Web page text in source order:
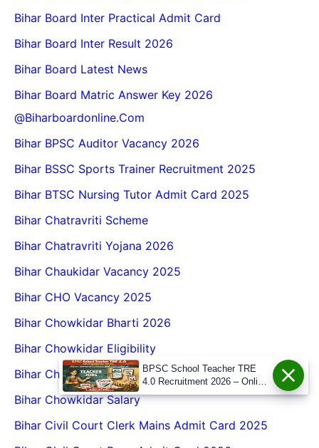
Bihar Board Inter Practical Admit Card
Bihar Board Inter Result 2026
Bihar Board Latest News
Bihar Board Matric Answer Key 2026
@biharboardonline.com
Bihar BPSC Auditor Vacancy 2026
Bihar BSSC Sports Trainer Recruitment 2025
Bihar BTSC Nursing Tutor Admit Card 2025
Bihar Chatravriti Scheme
Bihar Chatravriti Yojana 2026
Bihar Chaukidar Vacancy 2025
Bihar CHO Vacancy 2025
Bihar Chowkidar Bharti 2026
Bihar Chowkidar Eligibility
Bihar Chowkidar Notification 2026
Bihar Chowkidar Salary
Bihar Civil Court Clerk Mains Admit Card 2025
BPSC School Teacher TRE
4.0 Recruitment 2026 – Online
Form, Eligibility, Vacancy,